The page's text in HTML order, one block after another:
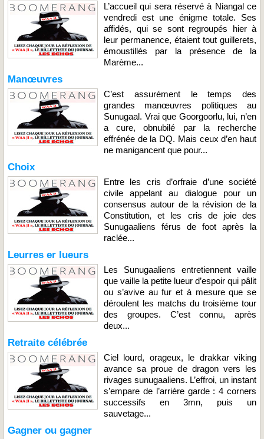
L’accueil qui sera réservé à Niangal ce
vendredi est une énigme totale. Ses
affidés, qui se sont regroupés hier à
leur permanence, étaient tout guillerets,
émoustillés par la présence de la
Marème...
Manœuvres
C’est assurément le temps des
grandes manœuvres politiques au
Sunugaal. Vrai que Goorgoorlu, lui, n’en
a cure, obnubilé par la recherche
effrénée de la DQ. Mais ceux d’en haut
ne manigancent que pour...
Choix
Entre les cris d’orfraie d’une société
civile appelant au dialogue pour un
consensus autour de la révision de la
Constitution, et les cris de joie des
Sunugaaliens férus de foot après la
raclée...
Leurres er lueurs
Les Sunugaaliens entretiennent vaille
que vaille la petite lueur d’espoir qui pâlit
ou s’avive au fur et à mesure que se
déroulent les matchs du troisième tour
des groupes. C’est connu, après
deux...
Retraite célébrée
Ciel lourd, orageux, le drakkar viking
avance sa proue de dragon vers les
rivages sunugaaliens. L’effroi, un instant
s’empare de l’arrière garde : 4 corners
successifs en 3mn, puis un
sauvetage...
Gagner ou gagner